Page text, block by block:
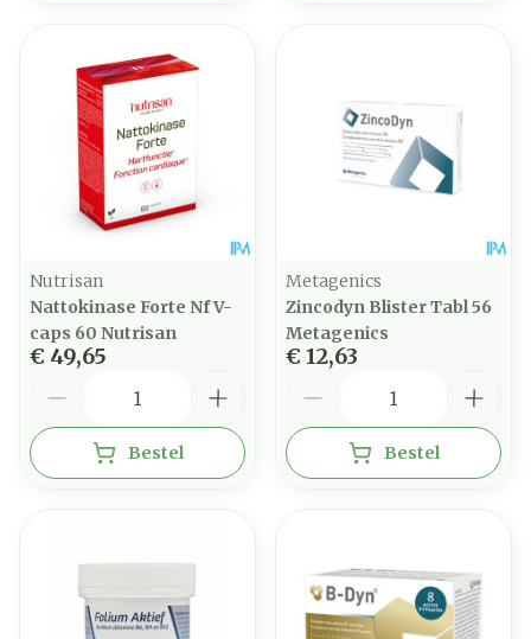
Nutrisan
Nattokinase Forte Nf V-
caps 60 Nutrisan
€ 49,65
Bestel
Metagenics
Zincodyn Blister Tabl 56
Metagenics
€ 12,63
Bestel